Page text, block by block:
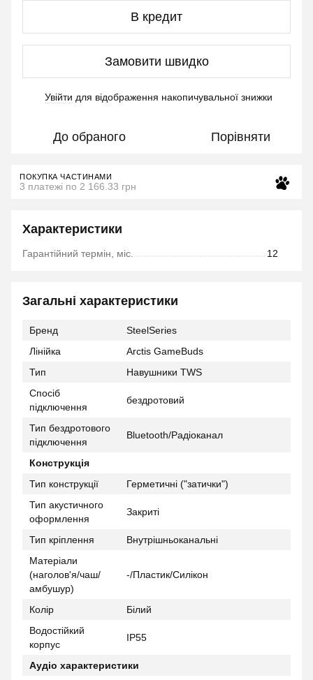
В кредит
Замовити швидко
Увійти для відображення накопичувальної знижки
До обраного Порівняти
ПОКУПКА ЧАСТИНАМИ
3 платежі по 2 166.33 грн
Характеристики
Гарантійний термін, міс. 12
Загальні характеристики
Бренд
SteelSeries
Лінійка
Arctis GameBuds
Тип
Навушники TWS
Спосіб
підключення
бездротовий
Тип бездротового
підключення
Bluetooth/Радіоканал
Конструкція
Тип конструкції
Герметичні ("затички")
Тип акустичного
оформлення
Закриті
Тип кріплення
Внутрішньоканальні
Матеріали
(наголов'я/чаш/
амбушур)
-/Пластик/Силікон
Колір
Білий
Водостійкий
корпус
IP55
Аудіо характеристики